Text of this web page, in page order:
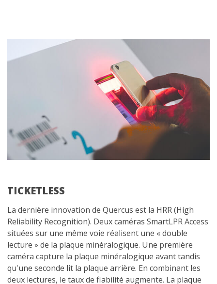
TICKETLESS
La dernière innovation de Quercus est la HRR (High
Reliability Recognition). Deux caméras SmartLPR Access
situées sur une même voie réalisent une « double
lecture » de la plaque minéralogique. Une première
caméra capture la plaque minéralogique avant tandis
qu'une seconde lit la plaque arrière. En combinant les
deux lectures, le taux de fiabilité augmente. La plaque